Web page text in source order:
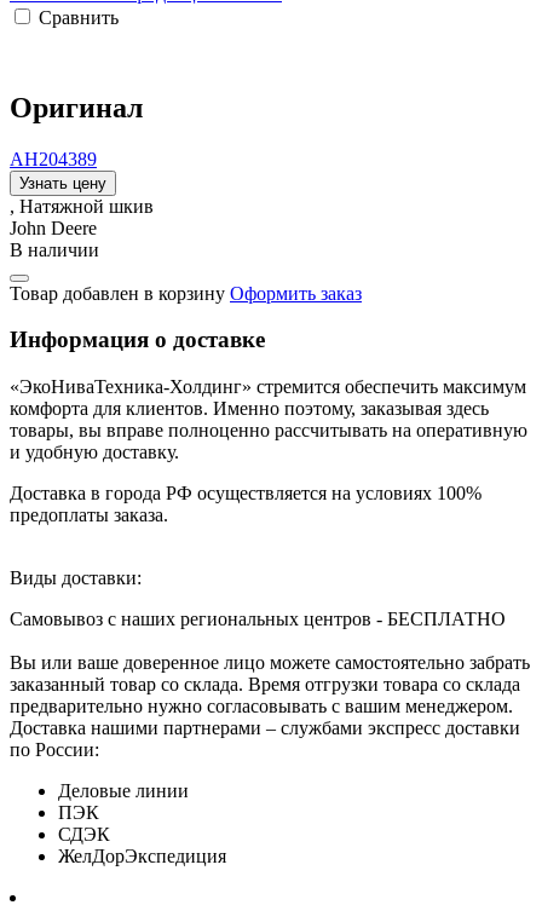
Сравнить
Оригинал
AH204389
Узнать цену
, Натяжной шкив
John Deere
В наличии
Товар добавлен в корзину Оформить заказ
Информация о доставке
«ЭкоНиваТехника-Холдинг» стремится обеспечить максимум
комфорта для клиентов. Именно поэтому, заказывая здесь
товары, вы вправе полноценно рассчитывать на оперативную
и удобную доставку.
Доставка в города РФ осуществляется на условиях 100%
предоплаты заказа.
Виды доставки:
Самовывоз с наших региональных центров - БЕСПЛАТНО
Вы или ваше доверенное лицо можете самостоятельно забрать
заказанный товар со склада. Время отгрузки товара со склада
предварительно нужно согласовывать с вашим менеджером.
Доставка нашими партнерами – службами экспресс доставки
по России:
Деловые линии
ПЭК
СДЭК
ЖелДорЭкспедиция